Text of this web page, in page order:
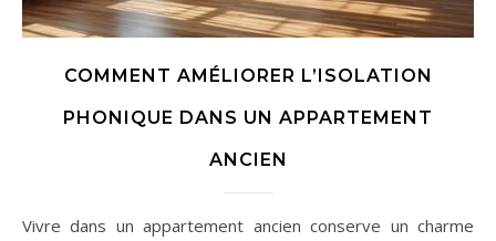
COMMENT AMÉLIORER L’ISOLATION
PHONIQUE DANS UN APPARTEMENT
ANCIEN
Vivre dans un appartement ancien conserve un charme